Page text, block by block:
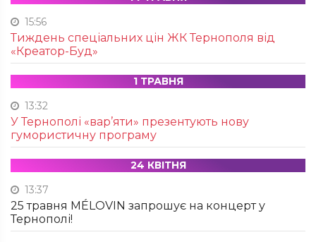
15:56
Тиждень спеціальних цін ЖК Тернополя від
«Креатор-Буд»
1 ТРАВНЯ
13:32
У Тернополі «вар’яти» презентують нову
гумористичну програму
24 КВІТНЯ
13:37
25 травня MÉLOVIN запрошує на концерт у
Тернополі!